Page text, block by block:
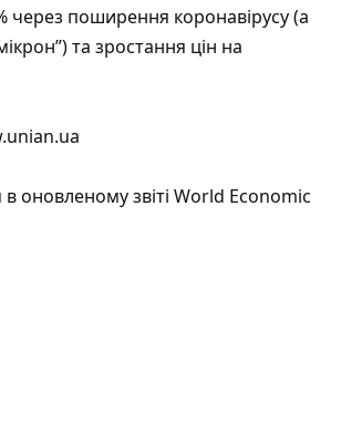
через поширення коронавірусу (а
та зростання цін на
оновленому звіті World Economic